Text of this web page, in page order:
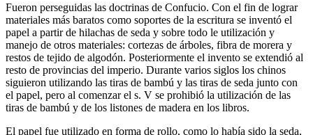
Fueron perseguidas las doctrinas de Confucio. Con el fin de lograr
materiales más baratos como soportes de la escritura se inventó el
papel a partir de hilachas de seda y sobre todo le utilización y
manejo de otros materiales: cortezas de árboles, fibra de morera y
restos de tejido de algodón. Posteriormente el invento se extendió al
resto de provincias del imperio. Durante varios siglos los chinos
siguieron utilizando las tiras de bambú y las tiras de seda junto con
el papel, pero al comenzar el s. V se prohibió la utilización de las
tiras de bambú y de los listones de madera en los libros.
El papel fue utilizado en forma de rollo, como lo había sido la seda,